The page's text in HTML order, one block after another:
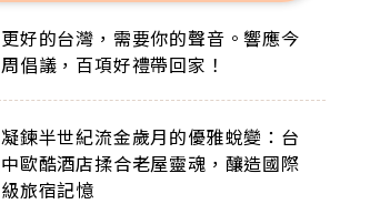
更好的台灣，需要你的聲音。響應今
周倡議，百項好禮帶回家！
凝鍊半世紀流金歲月的優雅蛻變：台
中歐酷酒店揉合老屋靈魂，釀造國際
級旅宿記憶